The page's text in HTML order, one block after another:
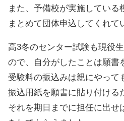
また、予備校が実施している
まとめて団体申込してくれて
高3冬のセンター試験も現役
ので、自分がしたことは願書
受験料の振込みは親にやって
振込用紙を願書に貼り付ける
それを期日までに担任に出せ